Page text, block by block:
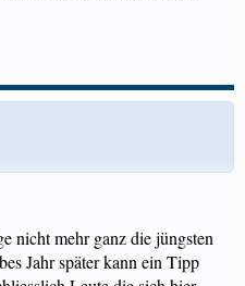
nicht mehr ganz die jüngsten
Jahr später kann ein Tipp